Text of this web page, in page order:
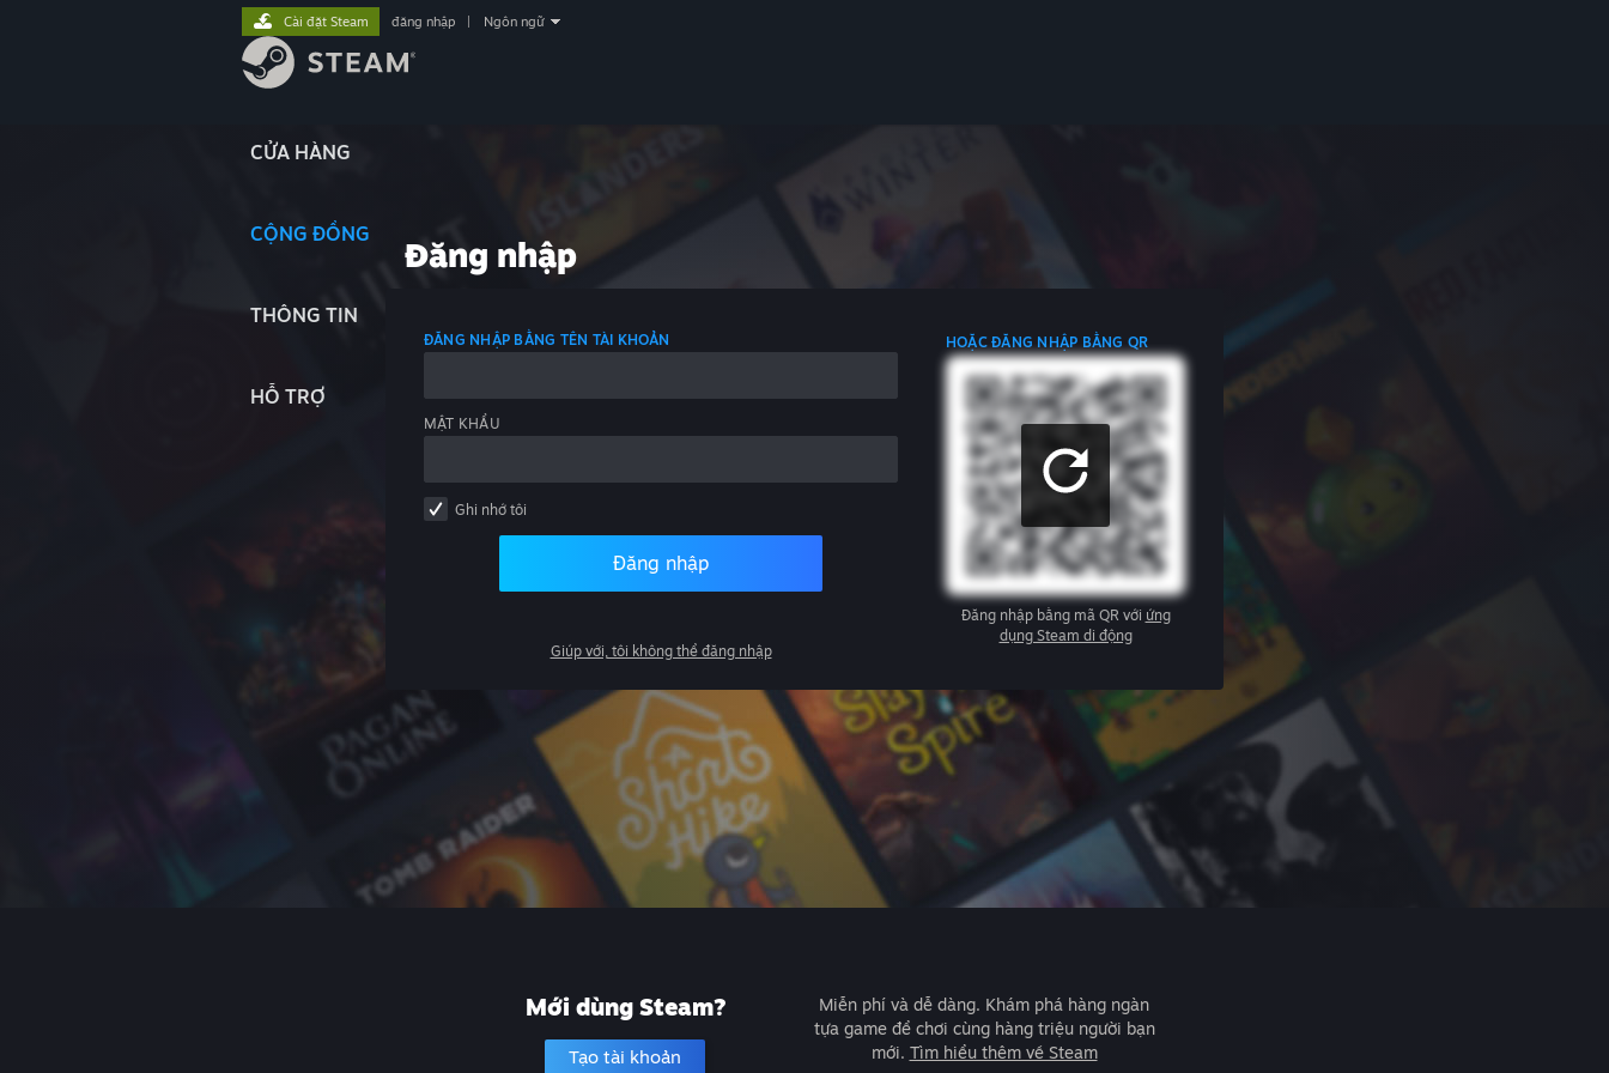
CỬA HÀNG
CỘNG ĐỒNG
THÔNG TIN
HỖ TRỢ
Cài đặt Steam đăng nhập Ngôn ngữ
Đăng nhập
ĐĂNG NHẬP BẰNG TÊN TÀI KHOẢN
MẬT KHẨU
Ghi nhớ tôi
Đăng nhập
Giúp với, tôi không thể đăng nhập
HOẶC ĐĂNG NHẬP BẰNG QR
Đăng nhập bằng mã QR với ứng
dụng Steam di động
Mới dùng Steam?
Tạo tài khoản
Miễn phí và dễ dàng. Khám phá hàng ngàn
tựa game để chơi cùng hàng triệu người bạn
mới. Tìm hiểu thêm về Steam